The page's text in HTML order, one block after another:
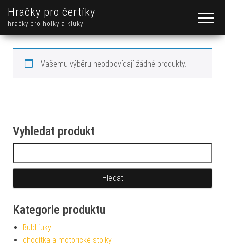
Hračky pro čertíky
hračky pro holky a kluky
Vašemu výběru neodpovídají žádné produkty.
Vyhledat produkt
Kategorie produktu
Bublifuky
chodítka a motorické stolky